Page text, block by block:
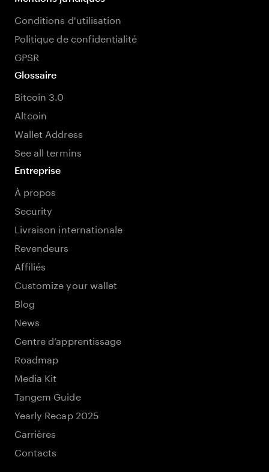
Conditions d'utilisation
Politique de confidentialité
GPSR
Glossaire
Bitcoin 3.0
Altcoin
Wallet Address
See all termins
Entreprise
À propos
Security
Livraison internationale
Revendeurs
Affiliés
Customize your wallet
Blog
News
Centre d’apprentissage
Roadmap
Media Kit
Tangem Guide
Yearly Recap 2025
Carrières
Contacts